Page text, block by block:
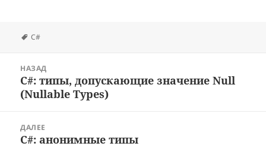
Метки
C#
записям
НАЗАД
Предыдущая
запись:
C#: типы, допускающие значение Null
(Nullable Types)
ДАЛЕЕ
Следующая
C#: анонимные типы